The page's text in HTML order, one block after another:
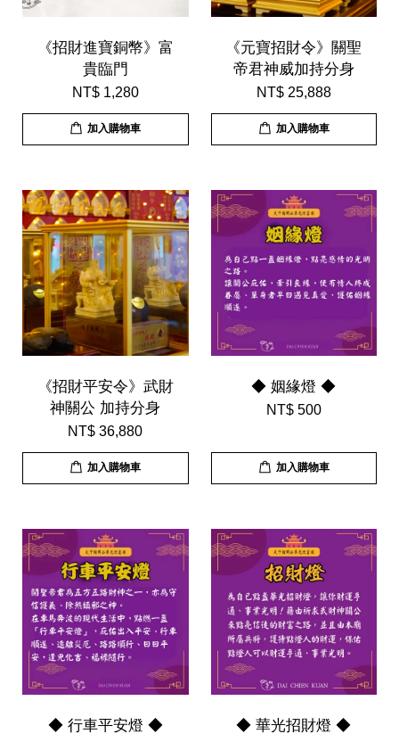
《招財進寶銅幣》富
貴臨門
NT$ 1,280
加入購物車
《元寶招財令》關聖
帝君神威加持分身
NT$ 25,888
加入購物車
《招財平安令》武財
神關公 加持分身
NT$ 36,880
加入購物車
◆ 姻緣燈 ◆
NT$ 500
加入購物車
◆ 行車平安燈 ◆ ◆ 華光招財燈 ◆